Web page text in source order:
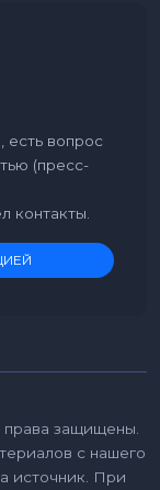
есть вопрос
(пресс-
контакты.
защищены.
с нашего
источник. При